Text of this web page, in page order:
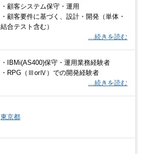
・顧客システム保守・運用
・顧客要件に基づく、設計・開発（単体・
結合テスト含む）
…続きを読む
・IBMi(AS400)保守・運用業務経験者
・RPG（ⅢorⅣ）での開発経験者
…続きを読む
東京都